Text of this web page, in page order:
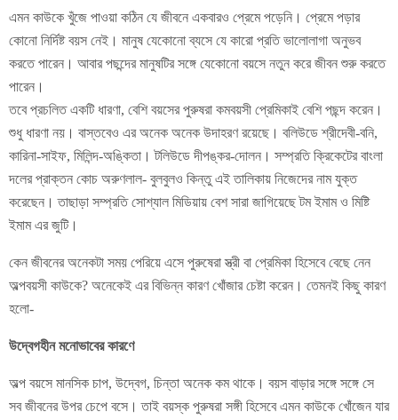
এমন কাউকে খুঁজে পাওয়া কঠিন যে জীবনে একবারও প্রেমে পড়েনি। প্রেমে পড়ার
কোনো নির্দিষ্ট বয়স নেই। মানুষ যেকোনো ব্যসে যে কারো প্রতি ভালোলাগা অনুভব
করতে পারেন। আবার পছন্দের মানুষটির সঙ্গে যেকোনো বয়সে নতুন করে জীবন শুরু করতে
পারেন।
তবে প্রচলিত একটি ধারণা, বেশি বয়সের পুরুষরা কমবয়সী প্রেমিকাই বেশি পছন্দ করেন।
শুধু ধারণা নয়। বাস্তবেও এর অনেক অনেক উদাহরণ রয়েছে। বলিউডে শ্রীদেবী-বনি,
কারিনা-সাইফ, মিলিন্দ-অঙ্কিতা। টলিউডে দীপঙ্কর-দোলন। সম্প্রতি ক্রিকেটের বাংলা
দলের প্রাক্তন কোচ অরুণলাল- বুলবুলও কিন্তু এই তালিকায় নিজেদের নাম যুক্ত
করেছেন। তাছাড়া সম্প্রতি সোশ্যাল মিডিয়ায় বেশ সারা জাগিয়েছে টম ইমাম ও মিষ্টি
ইমাম এর জুটি।
কেন জীবনের অনেকটা সময় পেরিয়ে এসে পুরুষেরা স্ত্রী বা প্রেমিকা হিসেবে বেছে নেন
অল্পবয়সী কাউকে? অনেকেই এর বিভিন্ন কারণ খোঁজার চেষ্টা করেন। তেমনই কিছু কারণ
হলো-
উদ্বেগহীন মনোভাবের কারণে
অল্প বয়সে মানসিক চাপ, উদ্বেগ, চিন্তা অনেক কম থাকে। বয়স বাড়ার সঙ্গে সঙ্গে সে
সব জীবনের উপর চেপে বসে। তাই বয়স্ক পুরুষরা সঙ্গী হিসেবে এমন কাউকে খোঁজেন যার